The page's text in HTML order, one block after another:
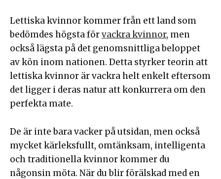
Lettiska kvinnor kommer från ett land som
bedömdes högsta förvackra kvinnor, men
också lägsta på det genomsnittliga beloppet
av kön inom nationen. Detta styrker teorin att
lettiska kvinnor är vackra helt enkelt eftersom
det ligger i deras natur att konkurrera om den
perfekta mate.
De är inte bara vacker på utsidan, men också
mycket kärleksfullt, omtänksam, intelligenta
och traditionella kvinnor kommer du
någonsin möta. När du blir förälskad med en